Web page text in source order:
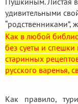
удивительными
Как в любой
без суеты и спешки
старинных
русского варенья,
Как правило,